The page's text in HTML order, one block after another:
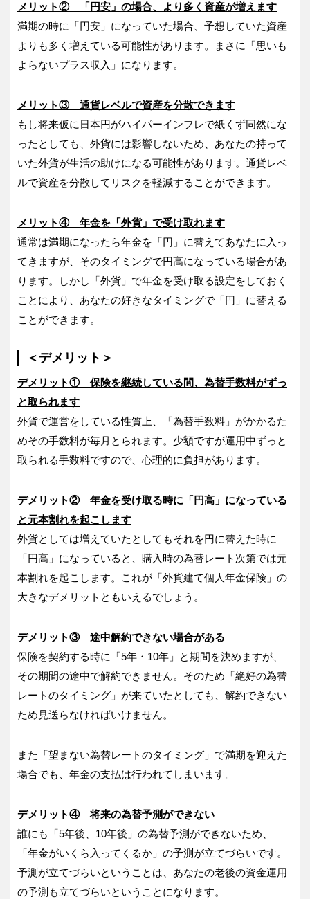
メリット② 「円安」の場合、より多く資産が増えます
満期の時に「円安」になっていた場合、予想していた資産
よりも多く増えている可能性があります。まさに「思いも
よらないプラス収入」になります。
メリット③ 通貨レベルで資産を分散できます
もし将来仮に日本円がハイパーインフレで紙くず同然にな
ったとしても、外貨には影響しないため、あなたの持って
いた外貨が生活の助けになる可能性があります。通貨レベ
ルで資産を分散してリスクを軽減することができます。
メリット④ 年金を「外貨」で受け取れます
通常は満期になったら年金を「円」に替えてあなたに入っ
てきますが、そのタイミングで円高になっている場合があ
ります。しかし「外貨」で年金を受け取る設定をしておく
ことにより、あなたの好きなタイミングで「円」に替える
ことができます。
＜デメリット＞
デメリット① 保険を継続している間、為替手数料がずっ
と取られます
外貨で運営をしている性質上、「為替手数料」がかかるた
めその手数料が毎月とられます。少額ですが運用中ずっと
取られる手数料ですので、心理的に負担があります。
デメリット② 年金を受け取る時に「円高」になっている
と元本割れを起こします
外貨としては増えていたとしてもそれを円に替えた時に
「円高」になっていると、購入時の為替レート次第では元
本割れを起こします。これが「外貨建て個人年金保険」の
大きなデメリットともいえるでしょう。
デメリット③ 途中解約できない場合がある
保険を契約する時に「5年・10年」と期間を決めますが、
その期間の途中で解約できません。そのため「絶好の為替
レートのタイミング」が来ていたとしても、解約できない
ため見送らなければいけません。
また「望まない為替レートのタイミング」で満期を迎えた
場合でも、年金の支払は行われてしまいます。
デメリット④ 将来の為替予測ができない
誰にも「5年後、10年後」の為替予測ができないため、
「年金がいくら入ってくるか」の予測が立てづらいです。
予測が立てづらいということは、あなたの老後の資金運用
の予測も立てづらいということになります。